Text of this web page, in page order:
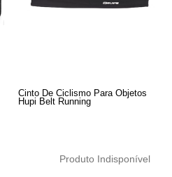
Cinto De Ciclismo Para Objetos
Hupi Belt Running
Produto Indisponível